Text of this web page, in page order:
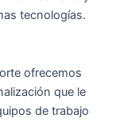
tecnologías.
ofrecemos
que le
de trabajo